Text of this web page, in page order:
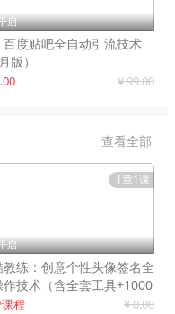
启
百度贴吧全自动引流技术
版）
¥ 99.00
查看全部
1章1课
启
教练：创意个性头像签名全
作技术（含全套工具+1000
）
程 ¥ 0.00